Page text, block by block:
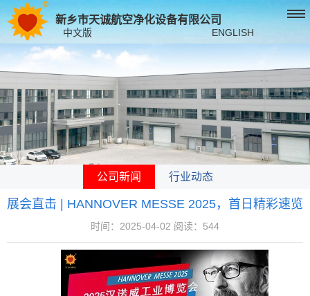
新乡市天诚航空净化设备有限公司
中文版 ENGLISH
公司新闻 行业动态
展会直击 | HANNOVER MESSE 2025，首日精彩速览
时间：2025-04-02 阅读：544